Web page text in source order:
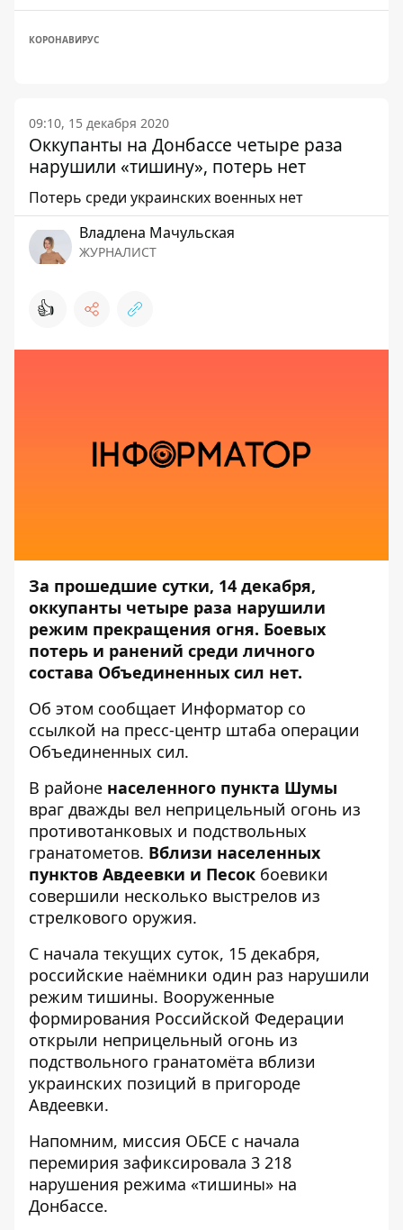
КОРОНАВИРУС
09:10, 15 декабря 2020
Оккупанты на Донбассе четыре раза
нарушили «тишину», потерь нет
Потерь среди украинских военных нет
Владлена Мачульская
ЖУРНАЛИСТ
👍
За прошедшие сутки, 14 декабря,
оккупанты четыре раза нарушили
режим прекращения огня. Боевых
потерь и ранений среди личного
состава Объединенных сил нет.
Об этом сообщает Информатор со
ссылкой на пресс-центр штаба операции
Объединенных сил.
В районе населенного пункта Шумы
враг дважды вел неприцельный огонь из
противотанковых и подствольных
гранатометов. Вблизи населенных
пунктов Авдеевки и Песок боевики
совершили несколько выстрелов из
стрелкового оружия.
С начала текущих суток, 15 декабря,
российские наёмники один раз нарушили
режим тишины. Вооруженные
формирования Российской Федерации
открыли неприцельный огонь из
подствольного гранатомёта вблизи
украинских позиций в пригороде
Авдеевки.
Напомним, миссия ОБСЕ с начала
перемирия зафиксировала 3 218
нарушения режима «тишины» на
Донбассе.